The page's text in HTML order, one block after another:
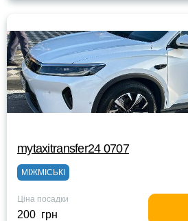
mytaxitransfer24 0707
МІЖМІСЬКІ
Ціна посадки
200 грн